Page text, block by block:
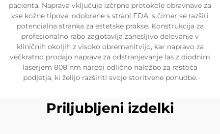
pacienta. Naprava vključuje izčrpne protokole obravnave za
vse kožne tipove, odobrene s strani FDA, s čimer se razširi
potencialna stranka za estetske prakse. Konstrukcija za
profesionalno rabo zagotavlja zanesljivo delovanje v
kliničnih okoljih z visoko obremenitvijo, kar napravo za
večkratno prodajo naprave za odstranjevanje las z diodnim
laserjem 808 nm naredi odlično naložbo za rastoča
podjetja, ki želijo razširiti svoje storitvene ponudbe.
Priljubljeni izdelki